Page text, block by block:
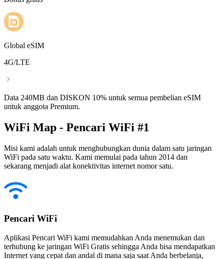
Global eSIM
4G/LTE
Data 240MB dan DISKON 10% untuk semua pembelian eSIM
untuk anggota Premium.
WiFi Map - Pencari WiFi #1
Misi kami adalah untuk menghubungkan dunia dalam satu jaringan
WiFi pada satu waktu. Kami memulai pada tahun 2014 dan
sekarang menjadi alat konektivitas internet nomor satu.
Pencari WiFi
Aplikasi Pencari WiFi kami memudahkan Anda menemukan dan
terhubung ke jaringan WiFi Gratis sehingga Anda bisa mendapatkan
Internet yang cepat dan andal di mana saja saat Anda berbelanja,